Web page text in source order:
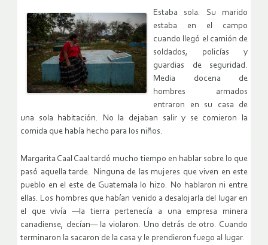
Estaba sola. Su marido
estaba en el campo
cuando llegó el camión de
soldados, policías y
guardias de seguridad.
Media docena de
hombres armados
entraron en su casa de
una sola habitación. No la dejaban salir y se comieron la
comida que había hecho para los niños.
Margarita Caal Caal tardó mucho tiempo en hablar sobre lo que
pasó aquella tarde. Ninguna de las mujeres que viven en este
pueblo en el este de Guatemala lo hizo. No hablaron ni entre
ellas. Los hombres que habían venido a desalojarla del lugar en
el que vivía —la tierra pertenecía a una empresa minera
canadiense, decían— la violaron. Uno detrás de otro. Cuando
terminaron la sacaron de la casa y le prendieron fuego al lugar.